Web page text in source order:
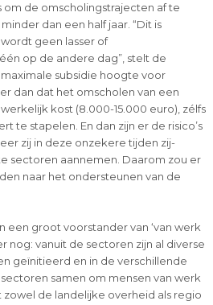
om de omscholingstrajecten af te
dan een half jaar. “Dit is
geen lasser of
op de andere dag”, stelt de
subsidie hoogte voor
dan dat het omscholen van een
kost (8.000-15.000 euro), zélfs
te stapelen. En dan zijn er de risico’s
zij in deze onzekere tijden zij-
sectoren aannemen. Daarom zou er
naar het ondersteunen van de
een groot voorstander van ‘van werk
nog: vanuit de sectoren zijn al diverse
geïnitieerd en in de verschillende
samen om mensen van werk
zowel de landelijke overheid als regio